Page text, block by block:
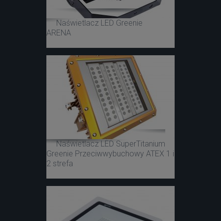
Naświetlacz LED Greenie
ARENA
Naświetlacz LED SuperTitanium
Greenie Przeciwwybuchowy ATEX 1 i
2 strefa